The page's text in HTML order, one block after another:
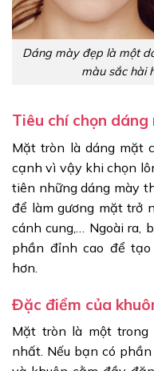
Dáng mày đẹp là một
màu sắc hài
Tiêu chí chọn
Mặt tròn là dáng mặt
cạnh vì vậy khi chọn
tiên những dáng mày
để làm gương mặt trở
cánh cung,… Ngoài ra,
phần đỉnh cao để
hơn.
Đặc điểm của
Mặt tròn là một
nhất. Nếu bạn có